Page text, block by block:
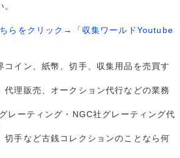
らをクリック→「収集ワールドYoutube
コイン、紙幣、切手、収集用品を売買す
代理販売、オークション代行などの業務
レーティング・NGC社グレーティング代
切手など古銭コレクションのことなら何